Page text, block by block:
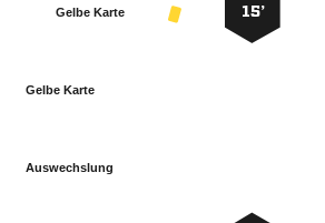
15’
Gelbe Karte
Gelbe Karte
Auswechslung